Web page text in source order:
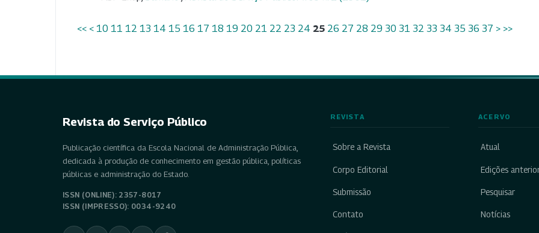
<< < 10 11 12 13 14 15 16 17 18 19 20 21 22 23 24 25 26 27 28 29 30 31 32 33 34 35 36 37 > >>
Revista do Serviço Público
Publicação científica da Escola Nacional de Administração Pública,
dedicada à produção de conhecimento em gestão pública, políticas
públicas e administração do Estado.
ISSN (ONLINE): 2357-8017
ISSN (IMPRESSO): 0034-9240
REVISTA
Sobre a Revista
Corpo Editorial
Submissão
Contato
ACERVO
Atual
Edições
Pesquisar
Notícias